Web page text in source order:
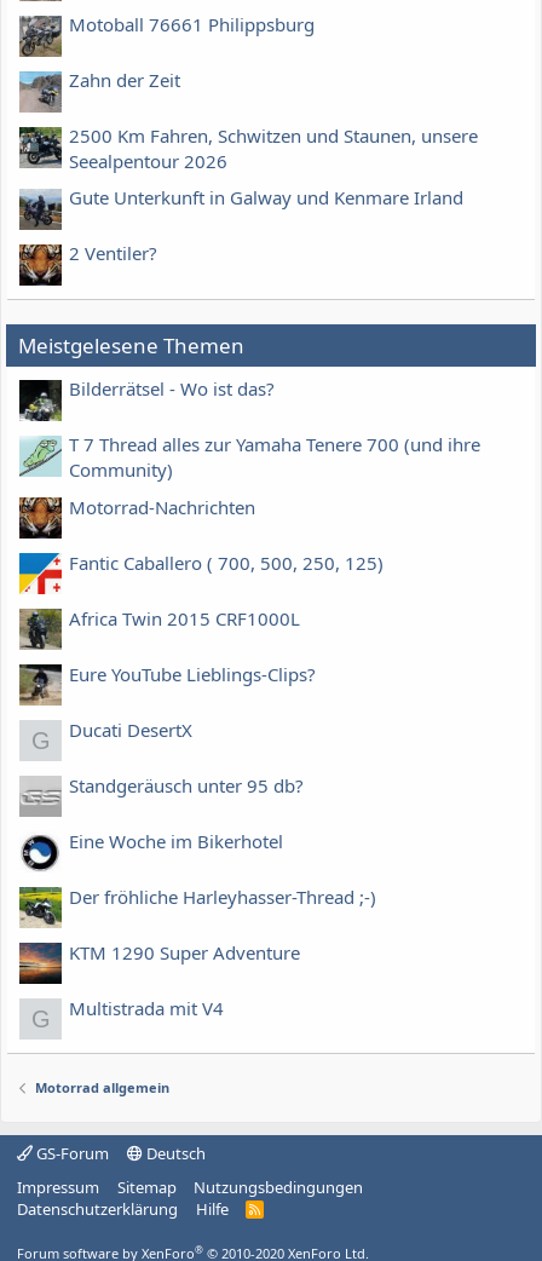
Motoball 76661 Philippsburg
Zahn der Zeit
2500 Km Fahren, Schwitzen und Staunen, unsere
Seealpentour 2026
Gute Unterkunft in Galway und Kenmare Irland
2 Ventiler?
Meistgelesene Themen
Bilderrätsel - Wo ist das?
T 7 Thread alles zur Yamaha Tenere 700 (und ihre
Community)
Motorrad-Nachrichten
Fantic Caballero ( 700, 500, 250, 125)
Africa Twin 2015 CRF1000L
Eure YouTube Lieblings-Clips?
G Ducati DesertX
Standgeräusch unter 95 db?
Eine Woche im Bikerhotel
Der fröhliche Harleyhasser-Thread ;-)
KTM 1290 Super Adventure
G Multistrada mit V4
Motorrad allgemein
GS-Forum
Deutsch
Impressum
Sitemap
Nutzungsbedingungen
Datenschutzerklärung
Hilfe
R
Forum software by XenForo® © 2010-2020 XenForo Ltd.